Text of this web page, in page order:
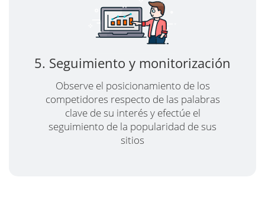
5. Seguimiento y monitorización
Observe el posicionamiento de los
competidores respecto de las palabras
clave de su interés y efectúe el
seguimiento de la popularidad de sus
sitios